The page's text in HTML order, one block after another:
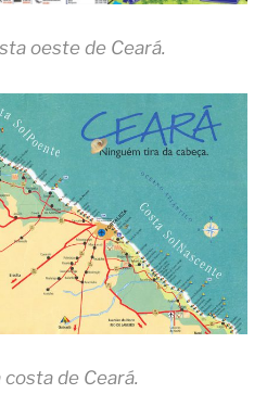
oeste de Ceará.
costa de Ceará.